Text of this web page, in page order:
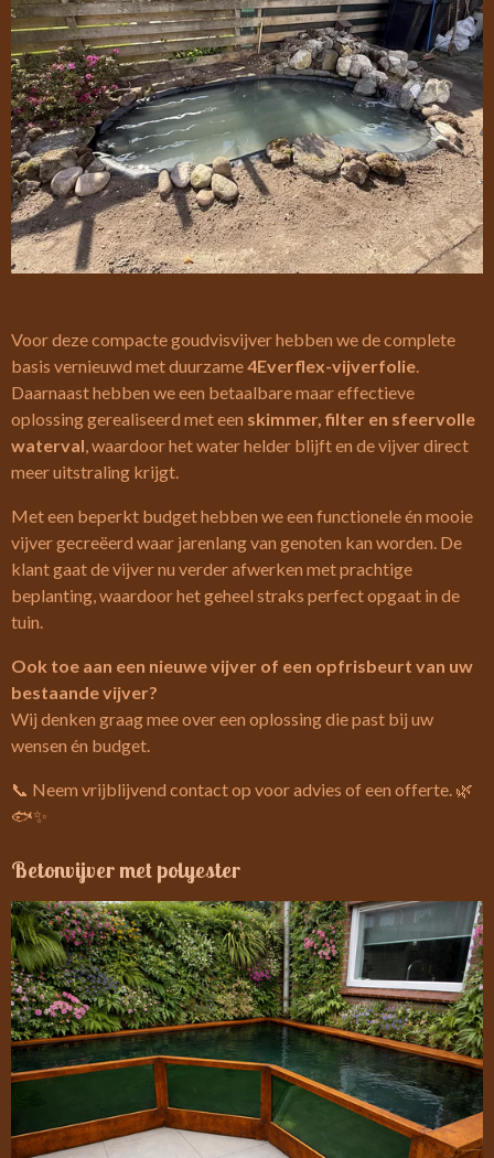
Voor deze compacte goudvisvijver hebben we de complete
basis vernieuwd met duurzame4Everflex-vijverfolie
Daarnaast hebben we een betaalbare maar effectieve
oplossing gerealiseerd met een skimmer, filter en sfeervolle
waterval , waardoor het water helder blijft en de vijver direct
meer uitstraling krijgt.
Met een beperkt budget hebben we een functionele én mooie
vijver gecreëerd waar jarenlang van genoten kan worden. De
klant gaat de vijver nu verder afwerken met prachtige
beplanting, waardoor het geheel straks perfect opgaat in de
tuin.
Ook toe aan een nieuwe vijver of een opfrisbeurt van uw
bestaande vijver?
Wij denken graag mee over een oplossing die past bij uw
wensen én budget.
📞 Neem vrijblijvend contact op voor advies of een offerte. 🌿
🐟✨
Betonvijver met polyester